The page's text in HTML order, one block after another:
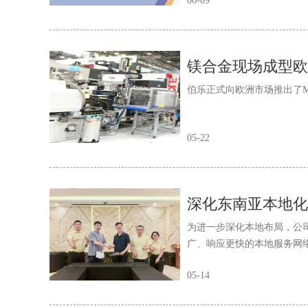
镁合金现场成型
伯乐正式向欧洲市场推出了
05-22
深化东南亚本地
为进一步深化本地布局，公
广、响应更快的本地服务网
05-14